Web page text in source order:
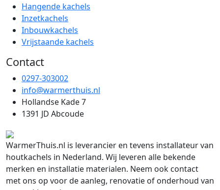
Hangende kachels
Inzetkachels
Inbouwkachels
Vrijstaande kachels
Contact
0297-303002
info@warmerthuis.nl
Hollandse Kade 7
1391 JD Abcoude
WarmerThuis.nl is leverancier en tevens installateur van
houtkachels in Nederland. Wij leveren alle bekende
merken en installatie materialen. Neem ook contact
met ons op voor de aanleg, renovatie of onderhoud van